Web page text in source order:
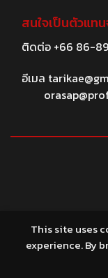
สนใจเป็นตัวแท
ติดต่อ +66 86-
อีเมล
This site uses
experience. By